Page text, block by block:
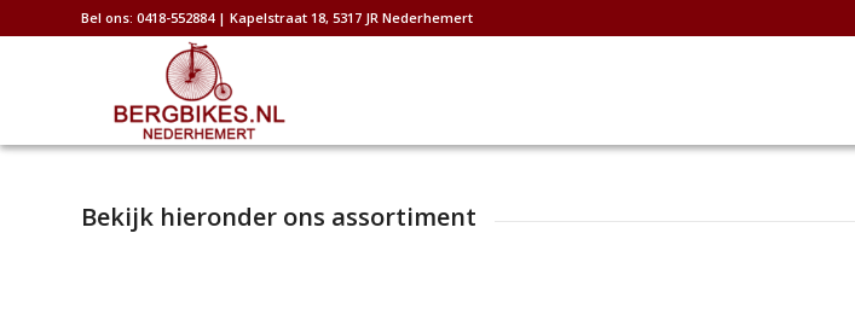
Bel ons: 0418-552884 | Kapelstraat 18, 5317 JR Nederhemert
Bekijk hieronder ons assortiment